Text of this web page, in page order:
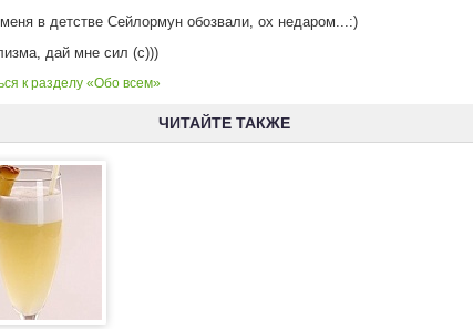
в детстве Сейлормун обозвали, ох недаром...:)
дай мне сил (с)))
к разделу «Обо всем»
ЧИТАЙТЕ ТАКЖЕ